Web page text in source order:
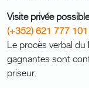
Visite privée
(+352) 621 777 101
Le procès verbal
gagnantes sont
priseur.